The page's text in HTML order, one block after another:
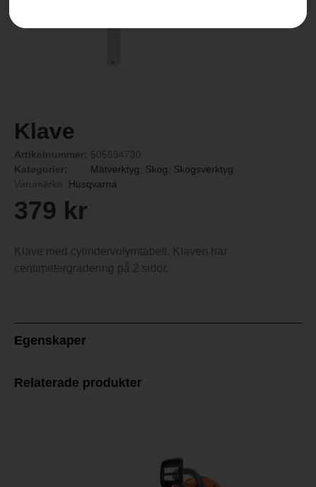
Klave
Artikelnummer: 505694730
Kategorier:
Mätverktyg Skog
Skogsverktyg
Varumärke: Husqvarna
379 kr
Klave med cylindervolymtabell. Klaven har
centimetergradering på 2 sidor.
Egenskaper
Relaterade produkter